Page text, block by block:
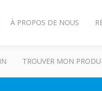
À PROPOS DE NOUS
TROUVER MON